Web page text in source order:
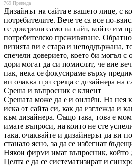
769 Прегледа
Дизайнът на сайта е вашето лице, с
потребителите. Вече те са все по-
се доверили само на сайт, който им
потребителско преживяване.
визията ви е стара и неподдържана,
спечели доверието, което би могъл с
дори могат да си помислят, че вие
пак, нека се фокусираме върху
ви очаква при среща с дизайнера на
Среща и въпросник с клиент
Срещата може да е и онлайн. На нея
иска от сайта си, как да изглежда и
към дизайнера. Също така, това е
имате въпроси, на които не сте
така, очаквайте и дизайнерът да ви
станало ясно, за да се избегнат
Някои фирми имат въпросник, който
Целта е да се систематизират и